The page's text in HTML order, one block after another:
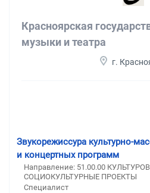
Красноярская
музыки и театра
г.
Звукорежиссура культурно-
и концертных программ
Направление: 51.00.00
СОЦИОКУЛЬТУРНЫЕ ПРОЕКТЫ
Специалист